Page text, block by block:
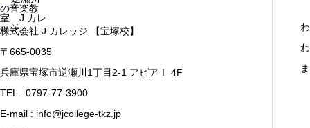
株式会社 J.カレッジ 【宝塚校】
〒665-0035
兵庫県宝塚市逆瀬川1丁目2-1 アピアⅠ 4F
TEL : 0797-77-3900
E-mail : info@jcollege-tkz.jp